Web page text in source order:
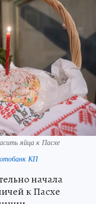
яйца к Пасхе
КП
начала
к Пасхе